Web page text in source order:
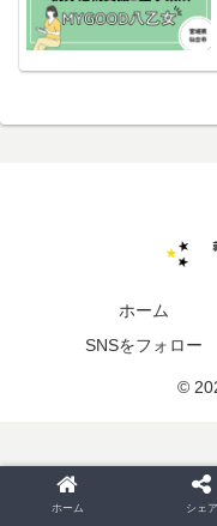
ホーム
SNSをフォロー
©
ホーム シェア